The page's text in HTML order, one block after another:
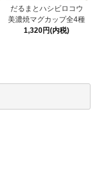
だるまとハシビロコウ
美濃焼マグカップ全4種
1,320円(内税)